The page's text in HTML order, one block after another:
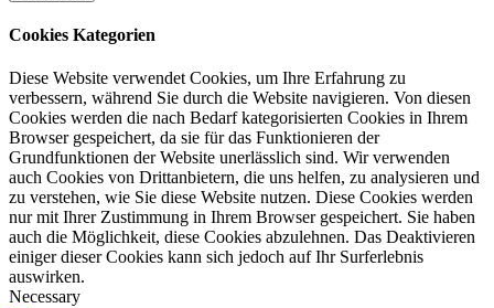
Cookies Kategorien
Diese Website verwendet Cookies, um Ihre Erfahrung zu
verbessern, während Sie durch die Website navigieren. Von diesen
Cookies werden die nach Bedarf kategorisierten Cookies in Ihrem
Browser gespeichert, da sie für das Funktionieren der
Grundfunktionen der Website unerlässlich sind. Wir verwenden
auch Cookies von Drittanbietern, die uns helfen, zu analysieren und
zu verstehen, wie Sie diese Website nutzen. Diese Cookies werden
nur mit Ihrer Zustimmung in Ihrem Browser gespeichert. Sie haben
auch die Möglichkeit, diese Cookies abzulehnen. Das Deaktivieren
einiger dieser Cookies kann sich jedoch auf Ihr Surferlebnis
auswirken.
Necessary